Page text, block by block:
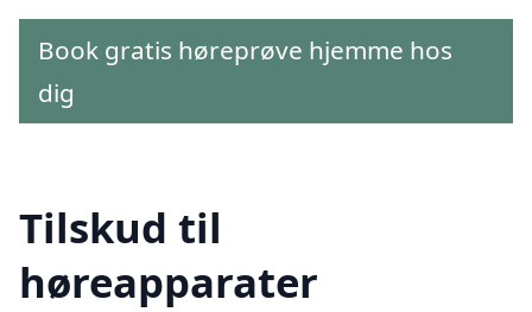
Book gratis høreprøve hjemme hos
dig
Tilskud til
høreapparater